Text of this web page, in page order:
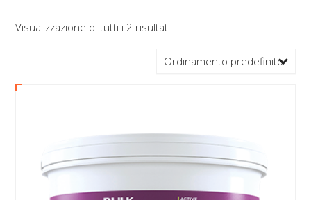
Visualizzazione di tutti i 2 risultati
Ordinamento predefinito